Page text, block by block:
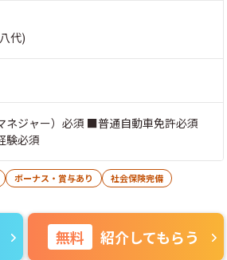
代)
ジャー）必須 ■普通自動車免許必須
験必須
ボーナス・賞与あり
社会保険完備
無料 紹介してもらう